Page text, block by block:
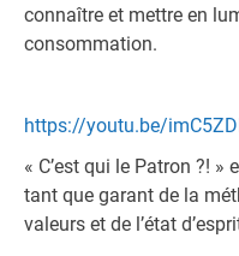
connaître et mettre en
consommation.
https://youtu.be/
« C’est qui le Patron ?! »
tant que garant de la
valeurs et de l’état